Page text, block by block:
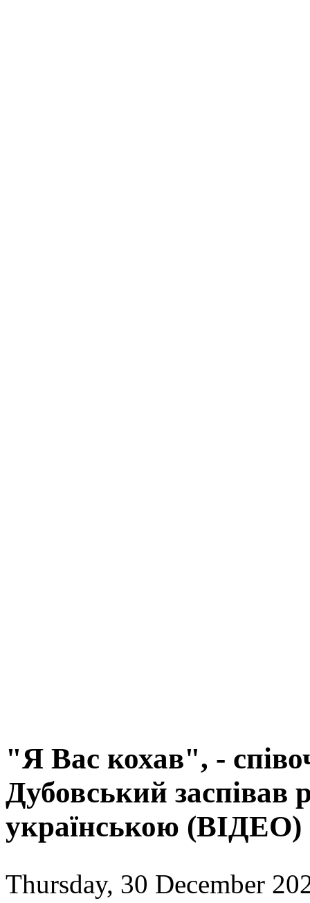
"Я Вас кохав", -
Дубовський
українською (ВІДЕО)
Thursday, 30 December